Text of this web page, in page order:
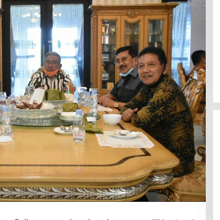
Efektif Cegah Kemacetan BBM,
Pos Pantau Polresta Mamuju
Amankan Jalur SPBU Kali Mamuju